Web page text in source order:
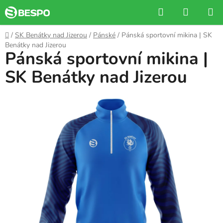
Přejít
na
obsah
Hledat
KOŠÍK
Domů
/ SK Benátky nad Jizerou / Pánské / Pánská sportovní mikina | SK
Benátky nad Jizerou
Pánská sportovní mikina |
SK Benátky nad Jizerou